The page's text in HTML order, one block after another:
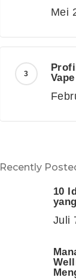
Mei
Recently
10
Juli